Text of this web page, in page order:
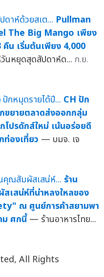
Pullman
The Big Mango เพียง
น เริ่มต้นเพียง 4,000
นหยุดสุดสัปดาห์ด... ก.ย.
CH ปัก
ขยายตลาดส่งออกกลุ่ม
โปรดักส์ใหม่ เน้นอร่อยดี
องเที่ยว — บมจ. เจ
ร้าน
เสน่ห์ที่น่าหลงใหลของ
ณ ศูนย์การค้าสยามพา
ม ศกนี้ — ร้านอาหารไทย...
All Rights